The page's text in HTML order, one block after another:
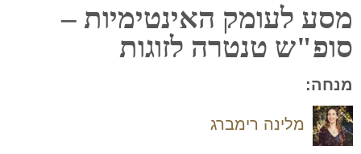
מסע לעומק האינטימיות –
סופ"ש טנטרה לזוגות
מנחה:
מלינה רימברג